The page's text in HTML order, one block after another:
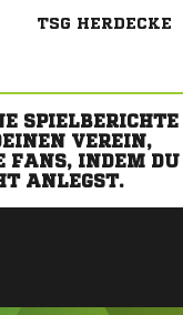
TSG HERDECKE
SPIELBERICHTE
VEREIN,
FANS, INDEM DU
ANLEGST.